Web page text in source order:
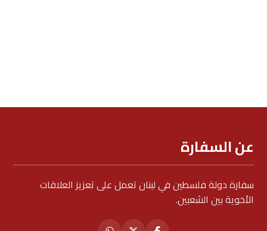
عن السفارة
سفارة دولة فلسطين في لبنان تعمل على تعزيز العلاقات
الأخوية بين الشعبين.